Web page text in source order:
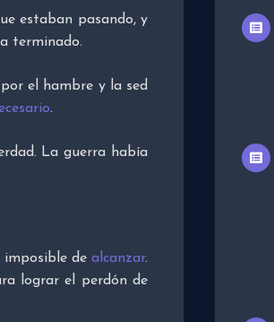
estaban pasando, y
terminado.
el hambre y la sed
.
La guerra había
imposible de alcanzar.
lograr el perdón de